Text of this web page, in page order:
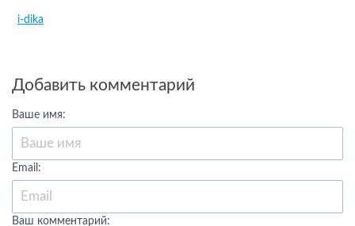
i-dika
Добавить комментарий
Ваше имя:
Email:
Ваш комментарий: